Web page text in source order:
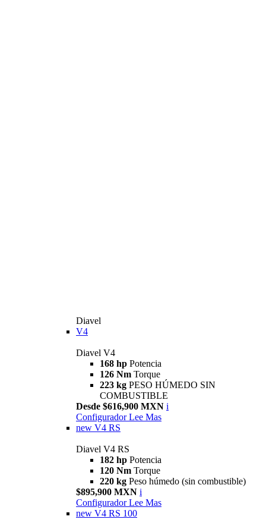
Diavel
V4
Diavel V4
168 hp Potencia
126 Nm Torque
223 kg PESO HÚMEDO SIN
COMBUSTIBLE
Desde $616,900 MXN i
Configurador Lee Mas
new V4 RS
Diavel V4 RS
182 hp Potencia
120 Nm Torque
220 kg Peso húmedo (sin combustible)
$895,900 MXN i
Configurador Lee Mas
new V4 RS 100